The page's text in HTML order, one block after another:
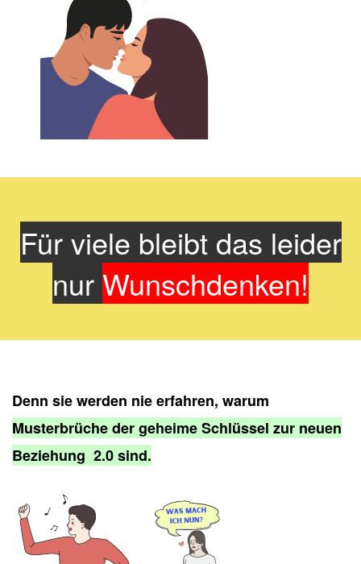
Für viele bleibt das leider
nurWunschdenken!
Denn sie werden nie erfahren, warum
Musterbrüche der geheime Schlüssel zur neuen
Beziehung 2.0 sind.